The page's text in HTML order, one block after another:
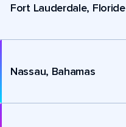
Fort Lauderdale, Floride
Nassau, Bahamas